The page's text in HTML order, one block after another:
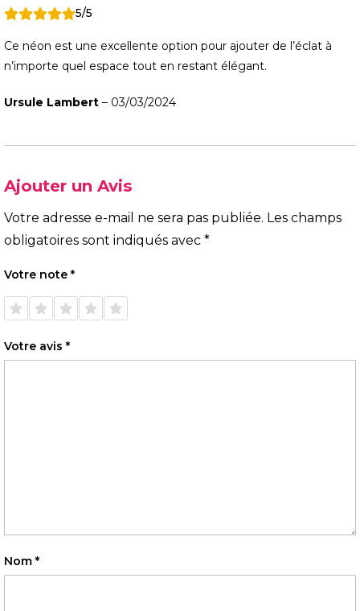
5/5
Ce néon est une excellente option pour ajouter de l’éclat à
n’importe quel espace tout en restant élégant.
Ursule Lambert – 03/03/2024
Ajouter un Avis
Votre adresse e-mail ne sera pas publiée. Les champs
obligatoires sont indiqués avec *
Votre note *
1 étoile
sur 5
2 étoiles
sur 5
3 étoiles
sur 5
4 étoiles
sur 5
5 étoiles
sur 5
Votre avis *
Nom *